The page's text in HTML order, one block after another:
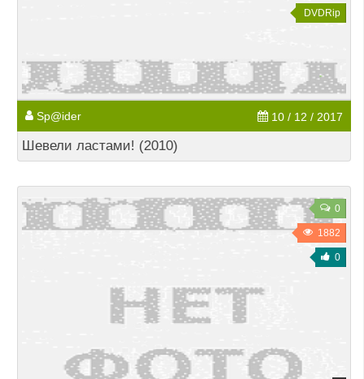
DVDRip
Sp@ider 10 / 12 / 2017
Шевели ластами! (2010)
0
1882
0